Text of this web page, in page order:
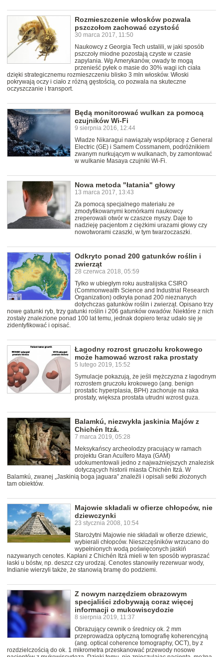
Rozmieszczenie włosków pozwala
pszczołom zachować czystość
30 marca 2017, 11:50
Naukowcy z Georgia Tech ustalili, w jaki sposób
pszczoły miodne pozostają czyste w czasie
zapylania. Wg Amerykanów, owady te mogą
przenieść pyłek o masie do 30% wagi ich ciała
dzięki strategicznemu rozmieszczeniu blisko 3 mln włosków. Włoski
pokrywają oczy i ciało z różną gęstością, co pozwala na skuteczne
oczyszczanie i transport.
Będą monitorować wulkan za pomocą
czujników Wi-Fi
9 sierpnia 2016, 12:44
Władze Nikaragui nawiązały współpracę z General
Electric (GE) i Samem Cossmanem, podróżnikiem
zwanym nurkującym w wulkanach, by zamontować
w wulkanie Masaya czujniki Wi-Fi.
Nowa metoda "łatania" głowy
13 marca 2017, 13:43
Za pomocą specjalnego materiału ze
zmodyfikowanymi komórkami naukowcy
zreperowali otwór w czaszce myszy. Daje to
nadzieję pacjentom z ciężkimi urazami głowy czy
nowotworami czaszki, w tym twarzoczaszki.
Odkryto ponad 200 gatunków roślin i
zwierząt
28 czerwca 2018, 05:59
Tylko w ubiegłym roku australijska CSIRO
(Commonwealth Science and Industrial Research
Organization) odkryła ponad 200 nieznanych
dotychczas gatunków roślin i zwierząt. Opisano trzy
nowe gatunki ryb, trzy gatunki roślin i 206 gatunków owadów. Niektóre z nich
zostały znalezione ponad 100 lat temu, jednak dopiero teraz udało się je
zidentyfikować i opisać.
Łagodny rozrost gruczołu krokowego
może hamować wzrost raka prostaty
5 lutego 2019, 15:52
Symulacje pokazują, że jeśli mężczyzna z łagodnym
rozrostem gruczołu krokowego (ang. benign
prostatic hyperplasia, BPH) zachoruje na raka
prostaty, większa prostata utrudni wzrost guza.
Balamkú, niezwykła jaskinia Majów z
Chichén Itzá.
7 marca 2019, 05:28
Meksykańscy archeolodzy pracujący w ramach
projektu Gran Acuífero Maya (GAM)
udokumentowali jedno z najważniejszych znalezisk
dotyczących historii miasta Chichén Itzá. W
Balamkú, zwanej „Jaskinią boga jaguara” znaleźli i opisali setki złożonych
tam obiektów.
Majowie składali w ofierze chłopców, nie
dziewczynki
23 stycznia 2008, 10:54
Starożytni Majowie nie składali w ofierze dziewic,
wybierali chłopców. Nieszczęśników wrzucano do
wypełnionych wodą poświęconych jaskiń
nazywanych cenotes. Kapłani z Chichén Itzá mieli w ten sposób wypraszać
łaski u bóstw, np. deszcz czy urodzaj. Cenotes stanowiły rezerwuar wody,
Indianie wierzyli także, że stanowią bramę do podziemi.
Z nowym narzędziem obrazowym
specjaliści zdobywają coraz więcej
informacji o mukowiscydozie
8 sierpnia 2019, 11:37
Obrazujący cewnik o średnicy ok. 2 mm
przeprowadza optyczną tomografię koherencyjną
(ang. optical coherence tomography, OCT), by z
rozdzielczością do ok. 1 mikrometra przeskanować przewody nosowe